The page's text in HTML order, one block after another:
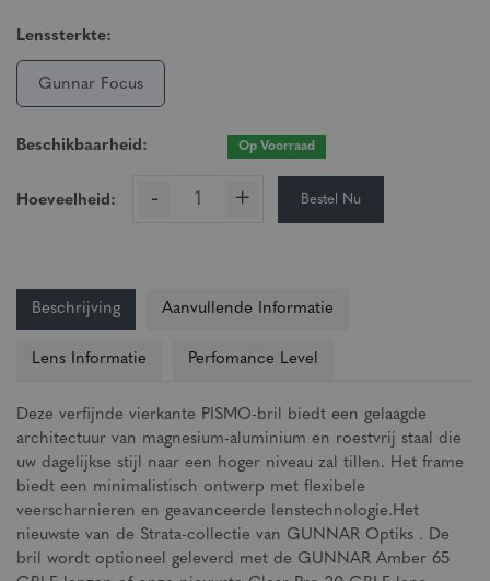
Lenssterkte:
Gunnar Focus
Beschikbaarheid: Op Voorraad
Hoeveelheid: - + Bestel Nu
Beschrijving Aanvullende Informatie
Lens Informatie Perfomance Level
Deze verfijnde vierkante PISMO-bril biedt een gelaagde
architectuur van magnesium-aluminium en roestvrij staal die
uw dagelijkse stijl naar een hoger niveau zal tillen. Het frame
biedt een minimalistisch ontwerp met flexibele
veerscharnieren en geavanceerde lenstechnologie.Het
nieuwste van de Strata-collectie van GUNNAR Optiks . De
bril wordt optioneel geleverd met de GUNNAR Amber 65